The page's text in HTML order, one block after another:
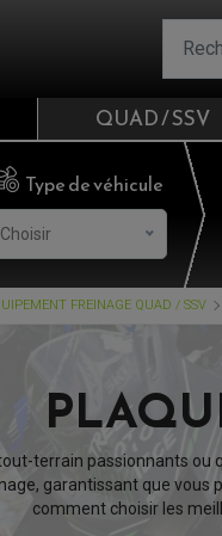
QUAD / SSV
Type de véhicule
Choisir
FREINAGE QUAD / SSV
terrain passionnants
garantissant que
comment choisir les